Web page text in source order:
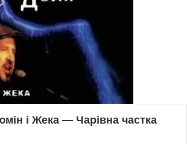
і Жека — Чарівна частка